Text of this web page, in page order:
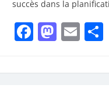
succès dans la
Facebook